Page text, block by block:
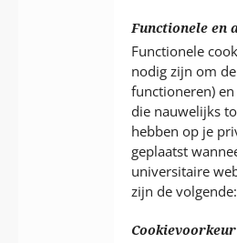
Functionele en
Functionele
nodig zijn om
functioneren)
die nauwelijks
hebben op je
geplaatst
universitaire
zijn de volgende:
Cookievoorkeur